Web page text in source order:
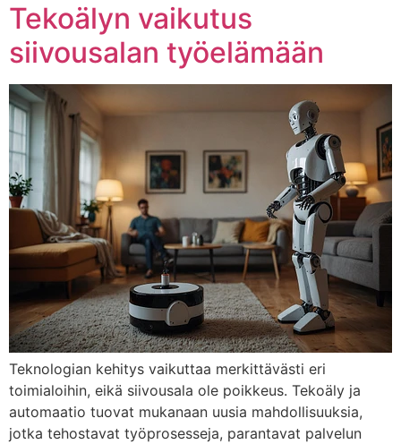
Tekoälyn vaikutus
siivousalan työelämään
Teknologian kehitys vaikuttaa merkittävästi eri
toimialoihin, eikä siivousala ole poikkeus. Tekoäly ja
automaatio tuovat mukanaan uusia mahdollisuuksia,
jotka tehostavat työprosesseja, parantavat palvelun